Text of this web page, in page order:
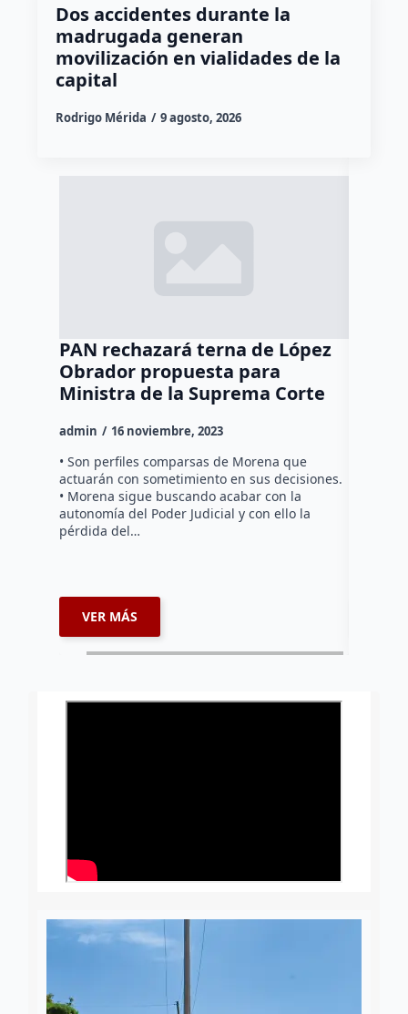
Dos accidentes durante la
madrugada generan
movilización en vialidades de la
capital
Rodrigo Mérida 9 agosto, 2026
PAN rechazará terna de López
Obrador propuesta para
Ministra de la Suprema Corte
admin 16 noviembre, 2023
• Son perfiles comparsas de Morena que
actuarán con sometimiento en sus decisiones.
• Morena sigue buscando acabar con la
autonomía del Poder Judicial y con ello la
pérdida del…
VER MÁS